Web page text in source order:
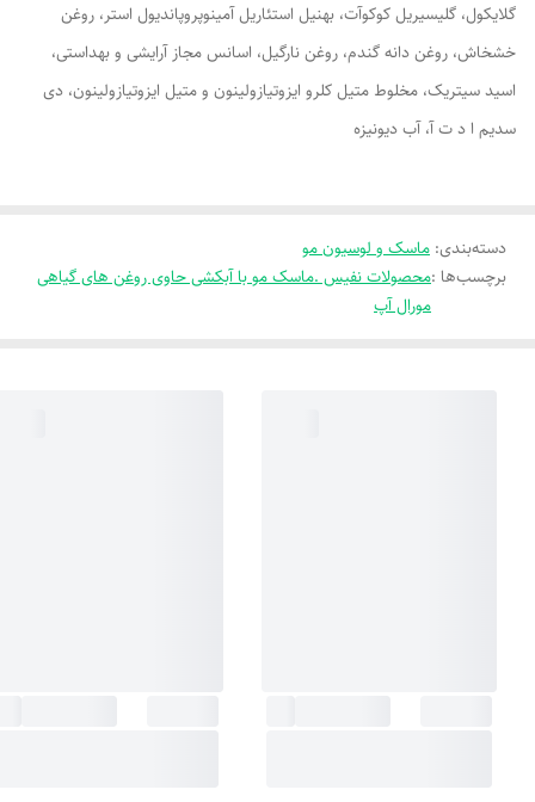
گلایکول، گلیسیریل کوکوآت، بهنیل استئاریل آمینوپروپاندیول استر، روغن
خشخاش، روغن دانه گندم، روغن نارگیل، اسانس مجاز آرایشی و بهداستی،
اسید سیتریک، مخلوط متیل کلرو ایزوتیازولینون و متیل ایزوتیازولینون، دی
سدیم ا د ت آ، آب دیونیزه
دسته‌بندی: ماسک و لوسیون مو
برچسب‌ها :محصولات نفیس .ماسک مو با آبکشی حاوی روغن های گیاهی
مورال آپ